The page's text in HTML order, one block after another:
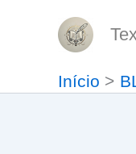
conteúdo
Início